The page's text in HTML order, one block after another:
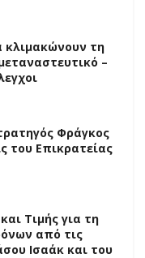
κλιμακώνουν τη
–
Φράγκος
του Επικρατείας
Τιμής για τη
από τις
Ισαάκ και του